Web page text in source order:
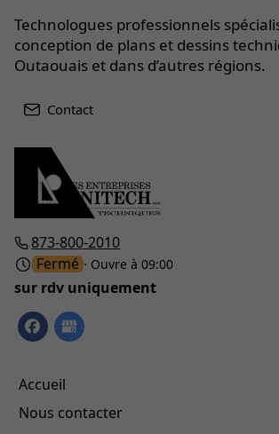
873-800-2010
Fermé ⋅ Ouvre à 09:00
sur rdv uniquement
Accueil
Nous contacter
Technologues professionnels
conception de plans et dessins
Outaouais et dans d’autres régions.
Contact